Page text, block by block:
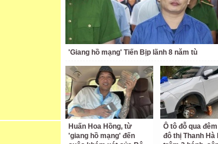
'Giang hồ mạng' Tiến Bịp lãnh 8 năm tù
Huấn Hoa Hồng, từ
'giang hồ mạng' đến
Ô tô đỗ qua
đô thị Thanh Hà